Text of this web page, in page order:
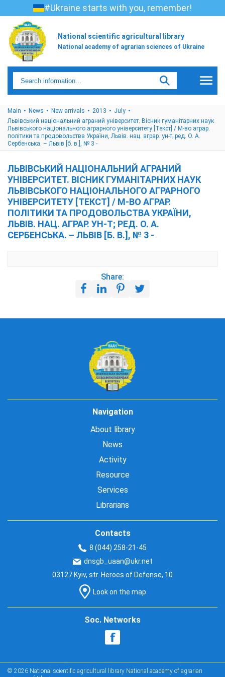
#Ukraine starts with you, remember!
National scientific agricultural library
National academy of agrarian sciences of Ukraine
Main News New arrivals 2013
July
Львівський національний аграний університет. Вісник гуманітарних наук
Львівського національного аграрного університету [Текст] / М-во аграр.
політики та продовольства України, Львів. нац. аграр. ун-т; ред. О. А.
Сербенська. – Львів [б. в.], № 3 -
ЛЬВІВСЬКИЙ НАЦІОНАЛЬНИЙ АГРАНИЙ
УНІВЕРСИТЕТ. ВІСНИК ГУМАНІТАРНИХ НАУК
ЛЬВІВСЬКОГО НАЦІОНАЛЬНОГО АГРАРНОГО
УНІВЕРСИТЕТУ [ТЕКСТ] / М-ВО АГРАР.
ПОЛІТИКИ ТА ПРОДОВОЛЬСТВА УКРАЇНИ,
ЛЬВІВ. НАЦ. АГРАР. УН-Т; РЕД. О. А.
СЕРБЕНСЬКА. – ЛЬВІВ [Б. В.], № 3 -
Share:
Navigation
About library
News
Activity
Resource
Services
Librarians
Contacts
8 (044) 258-21-45
dnsgb_uaan@ukr.net
03127 Kyiv, str. Heroes of Defense, 10
Look on the map
Soc. Networks
© 2026 National scientific agricultural library National academy of agrarian